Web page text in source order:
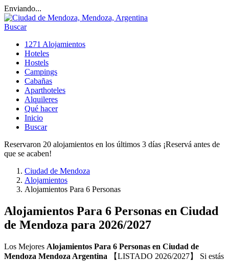
Enviando...
Buscar
1271 Alojamientos
Hoteles
Hostels
Campings
Cabañas
Aparthoteles
Alquileres
Qué hacer
Inicio
Buscar
Reservaron 20 alojamientos en los últimos 3 días ¡Reservá antes de
que se acaben!
Ciudad de Mendoza
Alojamientos
Alojamientos Para 6 Personas
Alojamientos Para 6 Personas en Ciudad
de Mendoza para 2026/2027
Los Mejores Alojamientos Para 6 Personas en Ciudad de
Mendoza Mendoza Argentina 【LISTADO 2026/2027】 Si estás